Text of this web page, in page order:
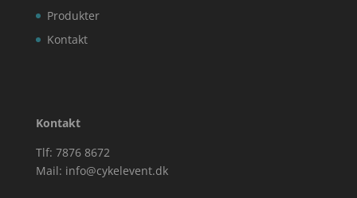
Produkter
Kontakt
Kontakt
Tlf: 7876 8672
Mail: info@cykelevent.dk